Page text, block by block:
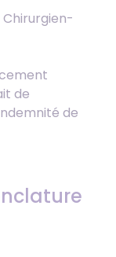
de
de